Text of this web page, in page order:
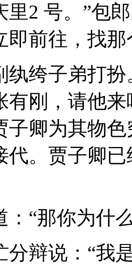
里2 号。”包
即前往，找
纨绔子弟打
有刚，请他
子卿为其物
代。贾子卿
：“那你为什
分辩说：“我